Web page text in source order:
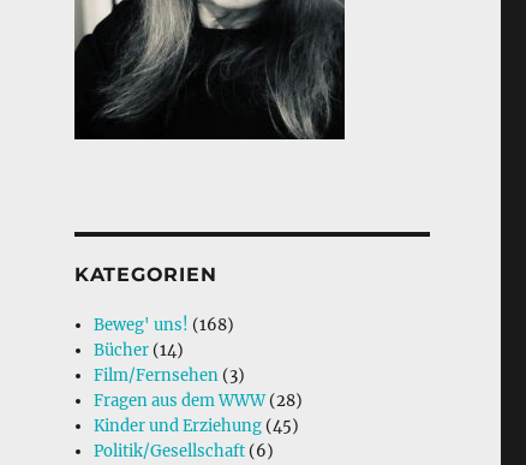
KATEGORIEN
Beweg' uns! (168)
Bücher (14)
Film/Fernsehen (3)
Fragen aus dem WWW(28)
Kinder und Erziehung (45)
Politik/Gesellschaft (6)